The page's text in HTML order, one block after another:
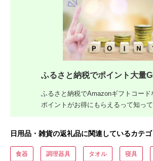
ふるさと納税でポイント大量
ふるさと納税でAmazonギフトコード
ポイントがお得にもらえるって知っ
日用品・雑貨の返礼品に関連しているカテゴ
食器 調理器具 タオル 寝具